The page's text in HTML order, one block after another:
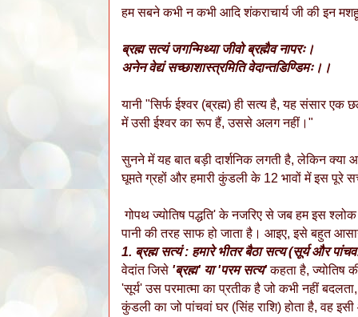
हम सबने कभी न कभी आदि शंकराचार्य जी की इन
ब्रह्म सत्यं जगन्मिथ्या जीवो ब्रह्मैव नापरः।
अनेन वेद्यं सच्छाशास्त्रमिति वेदान्तडिण्डिमः।।
यानी "सिर्फ ईश्वर (ब्रह्म) ही सत्य है, यह संसार एक
में उसी ईश्वर का रूप हैं, उससे अलग नहीं।"
सुनने में यह बात बड़ी दार्शनिक लगती है, लेकिन
घूमते ग्रहों और हमारी कुंडली के 12 भावों में इस पूरे
गोपथ ज्योतिष पद्धति' के नजरिए से जब हम इस
पानी की तरह साफ हो जाता है। आइए, इसे बहुत
1. ब्रह्म सत्यं : हमारे भीतर बैठा सत्य (सूर्य और
वेदांत जिसे 'ब्रह्म' या 'परम सत्य'कहता है, ज्योतिष
'सूर्य' उस परमात्मा का प्रतीक है जो कभी नहीं
कुंडली का जो पांचवां घर (सिंह राशि) होता है, वह